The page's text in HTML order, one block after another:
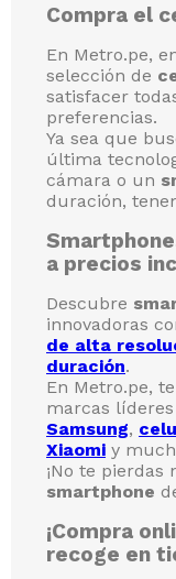
Compra el
En Metro.pe,
selección de
satisfacer
preferencias.
Ya sea que
última
cámara o un
duración,
a precios
Descubre
innovadoras
de alta
duración.
En Metro.pe,
marcas
Samsung,
Xiaomi y
¡No te pierdas
smartphone
¡Compra
recoge en